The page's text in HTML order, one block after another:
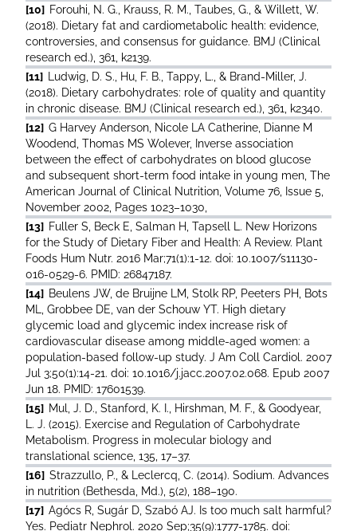
[10] Forouhi, N. G., Krauss, R. M., Taubes, G., & Willett, W.
(2018). Dietary fat and cardiometabolic health: evidence,
controversies, and consensus for guidance. BMJ (Clinical
research ed.), 361, k2139.
[11]
Ludwig, D. S., Hu, F. B., Tappy, L., & Brand-Miller, J.
(2018). Dietary carbohydrates: role of quality and quantity
in chronic disease. BMJ (Clinical research ed.), 361, k2340.
[12] G Harvey Anderson, Nicole LA Catherine, Dianne M
Woodend, Thomas MS Wolever, Inverse association
between the effect of carbohydrates on blood glucose
and subsequent short-term food intake in young men, The
American Journal of Clinical Nutrition, Volume 76, Issue 5,
November 2002, Pages 1023–1030,
[13] Fuller S, Beck E, Salman H, Tapsell L. New Horizons
for the Study of Dietary Fiber and Health: A Review. Plant
Foods Hum Nutr. 2016 Mar;71(1):1-12. doi: 10.1007/s11130-
016-0529-6. PMID: 26847187.
[14] Beulens JW, de Bruijne LM, Stolk RP, Peeters PH, Bots
ML, Grobbee DE, van der Schouw YT. High dietary
glycemic load and glycemic index increase risk of
cardiovascular disease among middle-aged women: a
population-based follow-up study. J Am Coll Cardiol. 2007
Jul 3;50(1):14-21. doi: 10.1016/j.jacc.2007.02.068. Epub 2007
Jun 18. PMID: 17601539.
[15] Mul, J. D., Stanford, K. I., Hirshman, M. F., & Goodyear,
L. J. (2015). Exercise and Regulation of Carbohydrate
Metabolism. Progress in molecular biology and
translational science, 135, 17–37.
[16] Strazzullo, P., & Leclercq, C. (2014). Sodium. Advances
in nutrition (Bethesda, Md.), 5(2), 188–190.
[17] Agócs R, Sugár D, Szabó AJ. Is too much salt harmful?
Yes. Pediatr Nephrol. 2020 Sep;35(9):1777-1785. doi: